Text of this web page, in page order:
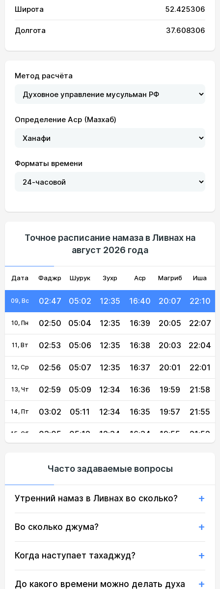
Широта 52.425306
Долгота 37.608306
Метод расчёта
Определение Аср (Мазхаб)
Форматы времени
Точное расписание намаза в Ливнах на
август 2026 года
Дата Фаджр Шурук Зухр Аср Магриб Иша
01, Сб 02:34 04:49 12:36
03, Пн 02:35 04:53
05, Ср 02:37 04:56 12:36 16:44 20:15 22:23
06, Чт 02:38 04:57 12:35 16:43 20:13 22:20
04:59 16:42
08, Сб 02:44 05:01 12:35 16:41 20:09 22:13
09, Вс 02:47 05:02 12:35 16:40 20:07 22:10
10, Пн 02:50 05:04 12:35 16:39 20:05 22:07
11, Вт 02:53 05:06 12:35 16:38 20:03 22:04
12, Ср 02:56 05:07 12:35 16:37 20:01 22:01
13, Чт 02:59 05:09 12:34 16:36 19:59 21:58
14, Пт 03:02 05:11 12:34 16:35 19:57 21:55
15, Сб 03:05 05:12 12:34 16:34 19:55 21:52
18, Вт 03:13 05:17 12:33 16:31 19:49 21:42
19, Ср 03:16 05:19 21:39
03:19 05:20 12:33 16:29 19:45 21:36
Часто задаваемые вопросы
Утренний намаз в Ливнах во сколько?
Во сколько джума?
Когда наступает тахаджуд?
До какого времени можно делать духа